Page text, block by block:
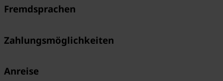
Fremdsprachen
Zahlungsmöglichkeiten
Anreise